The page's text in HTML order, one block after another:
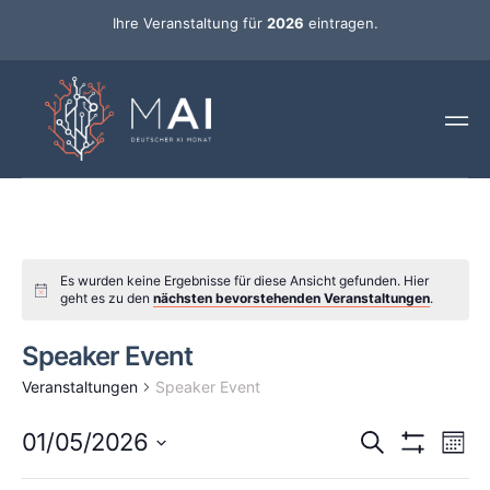
Ihre Veranstaltung für 2026 eintragen.
Es wurden keine Ergebnisse für diese Ansicht gefunden. Hier
geht es zu dennächsten bevorstehenden Veranstaltungen.
Speaker Event
Veranstaltungen Speaker Event
Suche
01/05/2026